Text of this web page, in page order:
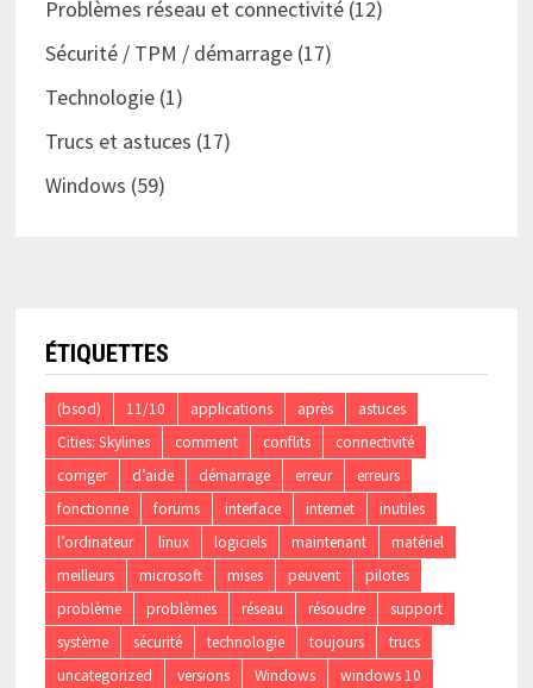
Problèmes réseau et connectivité(12)
Sécurité / TPM / démarrage(17)
Technologie(1)
Trucs et astuces (17)
Windows (59)
ÉTIQUETTES
(bsod) 11/10 applications après
astuces
Cities: Skylines
comment conflits
connectivité
corriger
d’aide démarrage erreur
erreurs
fonctionne
forums interface internet
inutiles
l’ordinateur
linux logiciels maintenant
matériel
meilleurs
microsoft mises peuvent
pilotes
problème
problèmes réseau résoudre
support
système
sécurité technologie toujours
trucs
uncategorized
versions Windows windows 10